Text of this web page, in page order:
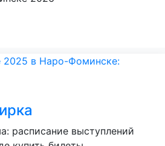
расписание выступлений